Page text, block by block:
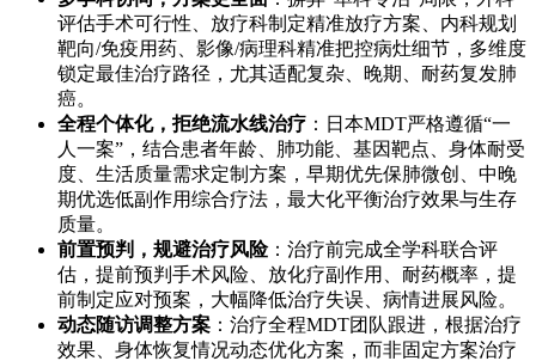
评估手术可行性、放疗科制定精准放疗方案、内科规划
靶向/免疫用药、影像/病理科精准把控病灶细节，多维度
锁定最佳治疗路径，尤其适配复杂、晚期、耐药复发肺
癌。
全程个体化，拒绝流水线治疗 ：日本MDT严格遵循“一
人一案”，结合患者年龄、肺功能、基因靶点、身体耐受
度、生活质量需求定制方案，早期优先保肺微创、中晚
期优选低副作用综合疗法，最大化平衡治疗效果与生存
质量。
前置预判，规避治疗风险：治疗前完成全学科联合评
估，提前预判手术风险、放化疗副作用、耐药概率，提
前制定应对预案，大幅降低治疗失误、病情进展风险。
动态随访调整方案 ：治疗全程MDT团队跟进，根据治疗
效果、身体恢复情况动态优化方案，而非固定方案治疗